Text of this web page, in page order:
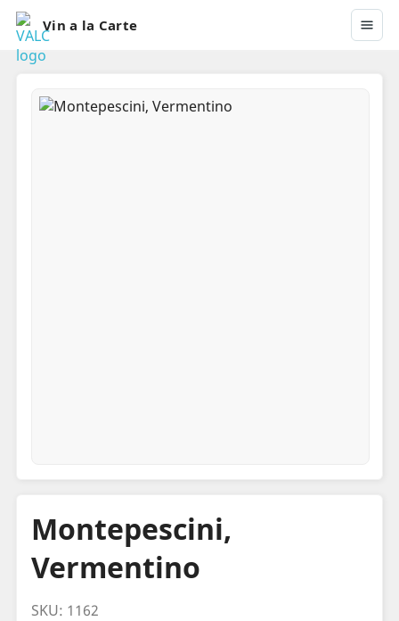
Vin a la Carte
Montepescini,
Vermentino
SKU: 1162